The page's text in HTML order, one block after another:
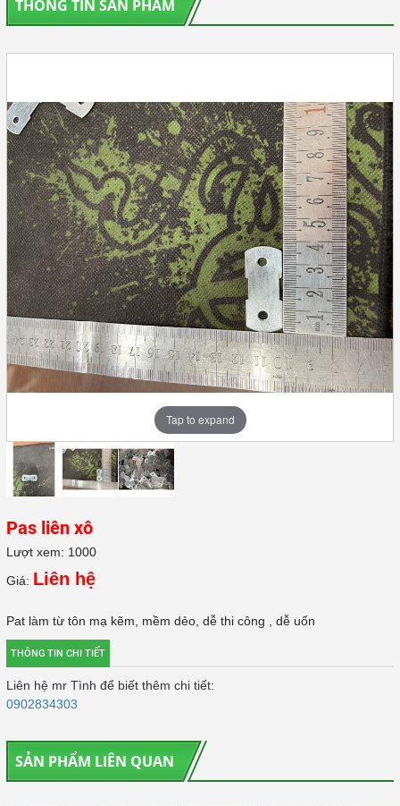
THÔNG TIN SẢN PHẨM
Tap to expand
Pas liên xô
Lượt xem: 1000
Giá: Liên hệ
Pat làm từ tôn mạ kẽm, mềm dẻo, dễ thi công , dễ uốn
THÔNG TIN CHI TIẾT
Liên hệ mr Tình để biết thêm chi tiết:
0902834303
SẢN PHẨM LIÊN QUAN